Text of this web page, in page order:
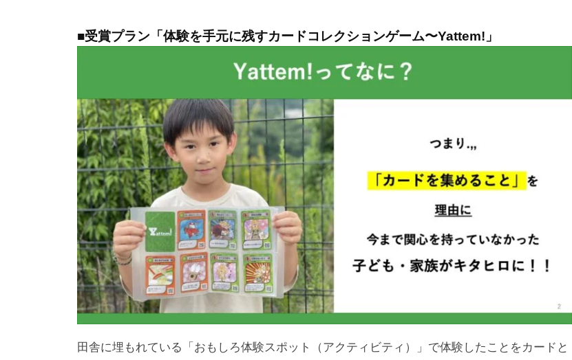
■受賞プラン「体験を手元に残すカードコレクションゲーム〜Yattem!」
田舎に埋もれている「おもしろ体験スポット（アクティビティ）」で体験したことをカードと